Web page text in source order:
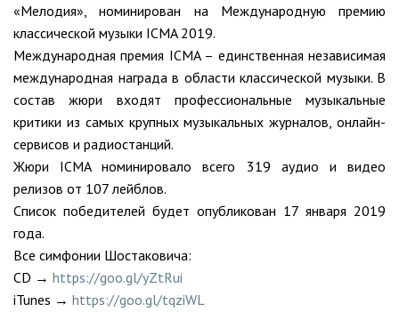
«Мелодия», номинирован на Международную премию
классической музыки ICMA 2019.
Международная премия ICMA – единственная независимая
международная награда в области классической музыки. В
состав жюри входят профессиональные музыкальные
критики из самых крупных музыкальных журналов, онлайн-
сервисов и радиостанций.
Жюри ICMA номинировало всего 319 аудио и видео
релизов от 107 лейблов.
Список победителей будет опубликован 17 января 2019
года.
Все симфонии Шостаковича:
CD → https://goo.gl/yZtRui
iTunes → https://goo.gl/tqziWL